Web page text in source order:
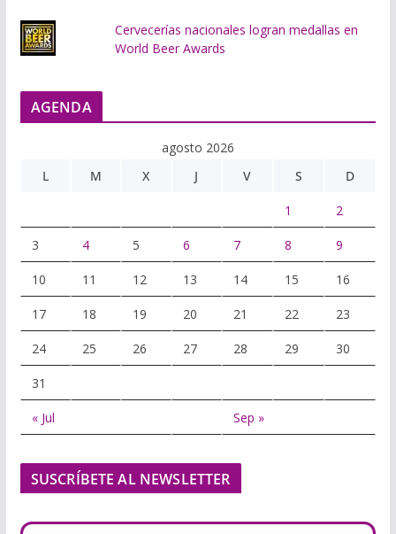
Cervecerías nacionales logran medallas en
World Beer Awards
AGENDA
agosto 2026
L
M X J V S D
1 2
3 4 5 6 7 8 9
10 11 12 13 14 15 16
17 18 19 20 21 22 23
24 25 26 27 28 29 30
31
« Jul Sep »
SUSCRÍBETE AL NEWSLETTER
Escribe tu correo electrónico…